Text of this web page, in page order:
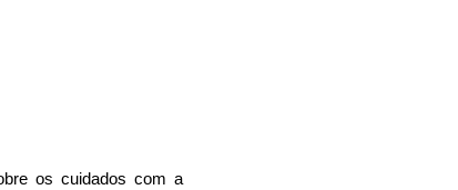
os cuidados com a